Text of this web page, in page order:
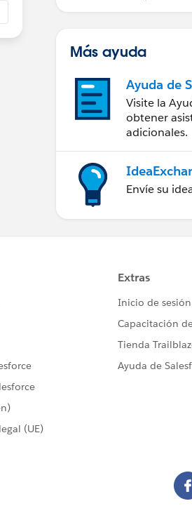
Más ayuda
Ayuda de
Visite la
obtener
adicionales.
Envíe su